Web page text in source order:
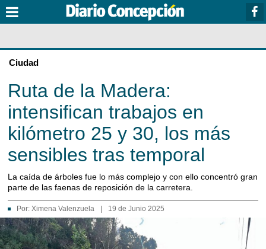
Ciudad
Ruta de la Madera:
intensifican trabajos en
kilómetro 25 y 30, los más
sensibles tras temporal
La caída de árboles fue lo más complejo y con ello concentró gran
parte de las faenas de reposición de la carretera.
Por: Ximena Valenzuela 19 de Junio 2025